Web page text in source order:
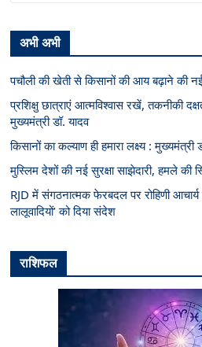
अभी अभी
पचौली की खेती से किसानों की आय बढ़ाने की
प्रशिक्षु छात्राएं आत्मविश्वास रखें, तकनीकी
मुख्यमंत्री डॉ. यादव
किसानों का कल्याण ही हमारा लक्ष्य : मुख्यमंत्री
मुस्लिम देशों की नई सुरक्षा साझेदारी, हमले की
RJD में संगठनात्मक फेरबदल पर रोहिणी
लालूवादियों’ को दिया संदेश
राशिफल